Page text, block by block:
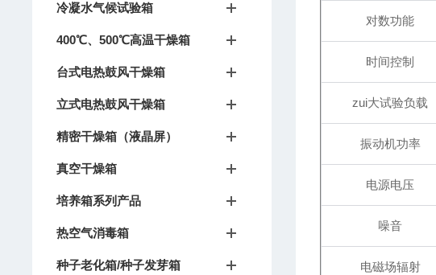
冷凝水气候试验箱
400℃、500℃高温干燥箱
台式电热鼓风干燥箱
立式电热鼓风干燥箱
精密干燥箱（液晶屏）
真空干燥箱
培养箱系列产品
热空气消毒箱
种子老化箱/种子发芽箱
对数功能
时间控制
zui大试验负载
振动机功率
电源电压
噪音
电磁场辐射